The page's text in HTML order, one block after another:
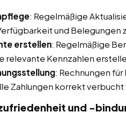
: Regelmäßige
und Belegungen
erstellen: Regelmäßige
relevante Kennzahlen
: Rechnungen
Zahlungen korrekt
und -